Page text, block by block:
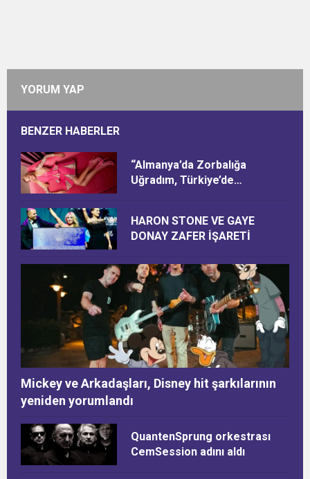
YORUM YAP
BENZER HABERLER
“Almanya’da Zorbalığa
Uğradım, Türkiye’de
HARON STONE VE GAYE
DONAY ZAFER İŞARETİ
Mickey ve Arkadaşları, Disney hit şarkılarının
yeniden yorumlandı
QuantenSprung orkestrası
CemSession adını aldı